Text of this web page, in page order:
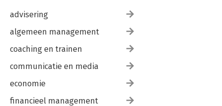
advisering
algemeen management
coaching en trainen
communicatie en media
economie
financieel management